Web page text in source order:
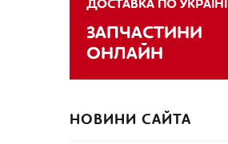
ДОСТАВКА ПО УКРАЇНІ
ЗАПЧАСТИНИ
ОНЛАЙН
НОВИНИ САЙТА